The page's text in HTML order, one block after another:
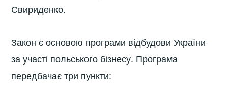
Свириденко.
Закон є основою програми відбудови України
за участі польського бізнесу. Програма
передбачає три пункти: